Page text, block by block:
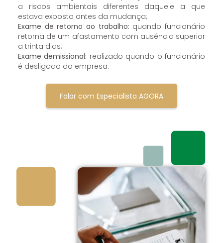
a riscos ambientais diferentes daquele a que
estava exposto antes da mudança;
Exame de retorno ao trabalho: quando funcionário
retorna de um afastamento com ausência superior
a trinta dias;
Exame demissional: realizado quando o funcionário
é desligado da empresa.
Falar com Especialista AGORA